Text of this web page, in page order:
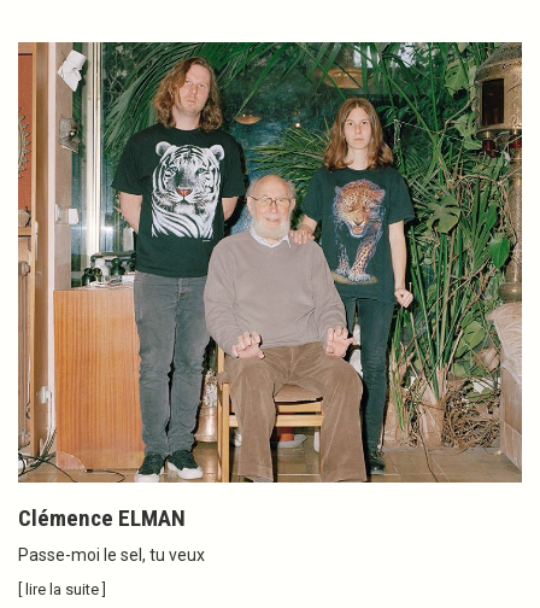
Clémence ELMAN
Passe-moi le sel, tu veux
[ lire la suite ]